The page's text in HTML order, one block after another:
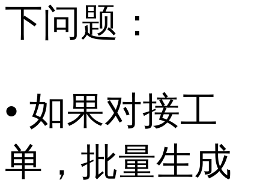
下问题：
• 如果对接工
单，批量生成